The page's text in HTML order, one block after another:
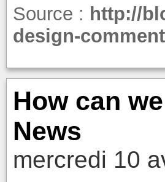
Source : http://
design-
How can
News
mercredi 10